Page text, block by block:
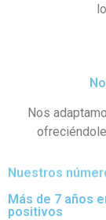
Nos
Nuestros
Más de 7 años
positivos